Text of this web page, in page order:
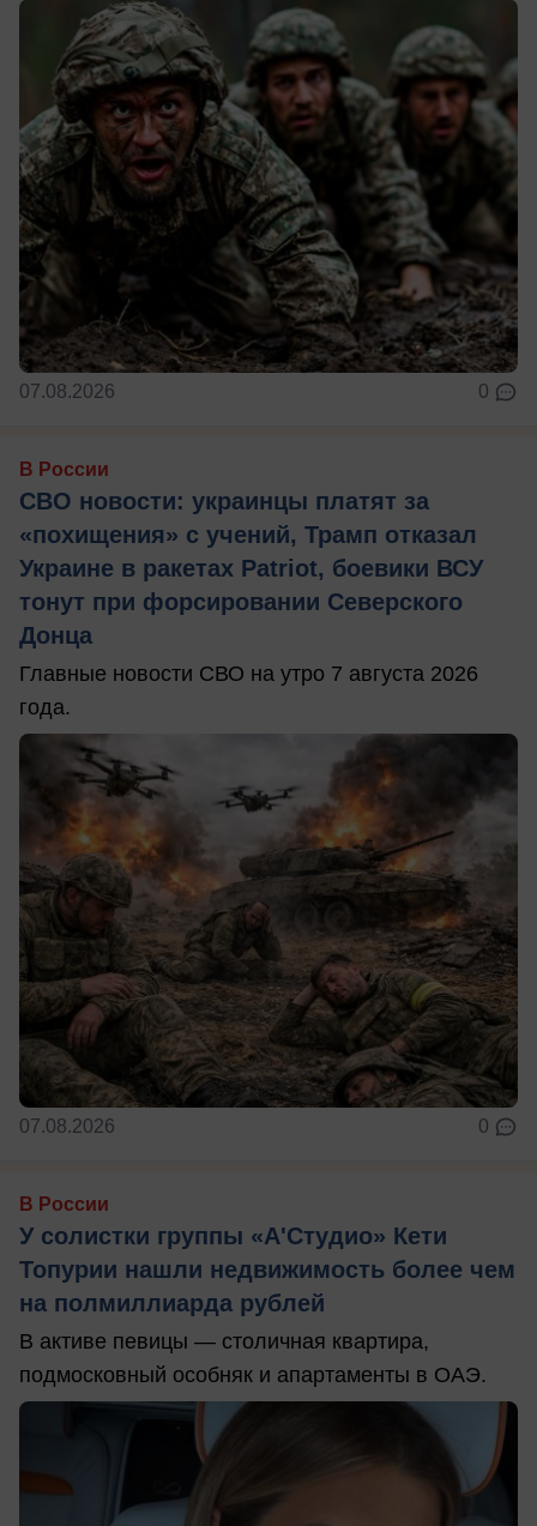
07.08.2026 0
В России
СВО новости: украинцы платят за
«похищения» с учений, Трамп отказал
Украине в ракетах Patriot, боевики ВСУ
тонут при форсировании Северского
Донца
Главные новости СВО на утро 7 августа 2026
года.
07.08.2026 0
В России
У солистки группы «А'Студио» Кети
Топурии нашли недвижимость более чем
на полмиллиарда рублей
В активе певицы — столичная квартира,
подмосковный особняк и апартаменты в ОАЭ.